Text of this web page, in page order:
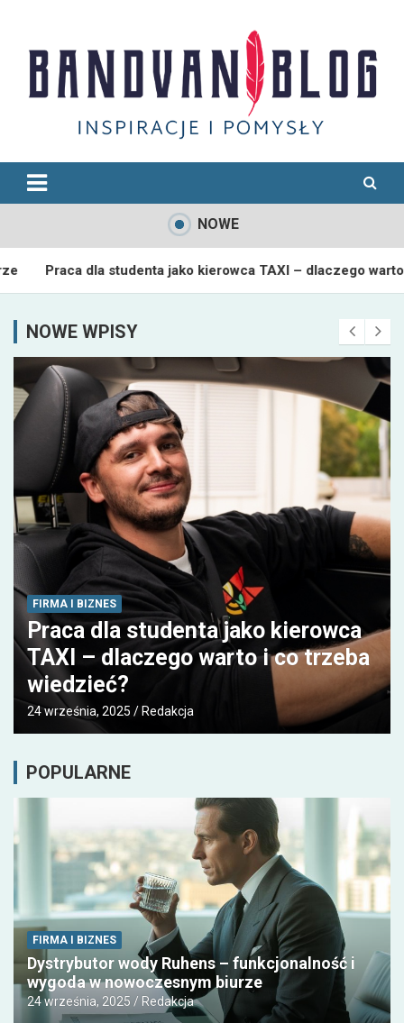
content
Bandvan
NOWE
kierowca TAXI – dlaczego warto i co trzeba wiedzieć?
NOWE WPISY
FIRMA I BIZNES
Praca dla studenta jako kierowca
TAXI – dlaczego warto i co trzeba
wiedzieć?
24 września, 2025 Redakcja
POPULARNE
FIRMA I BIZNES
Dystrybutor wody Ruhens – funkcjonalność i
wygoda w nowoczesnym biurze
24 września, 2025 Redakcja